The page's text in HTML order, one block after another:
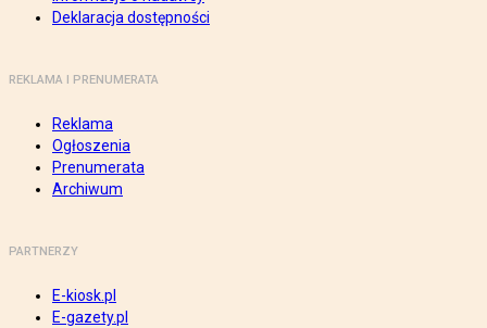
Deklaracja dostępności
REKLAMA I PRENUMERATA
Reklama
Ogłoszenia
Prenumerata
Archiwum
PARTNERZY
E-kiosk.pl
E-gazety.pl